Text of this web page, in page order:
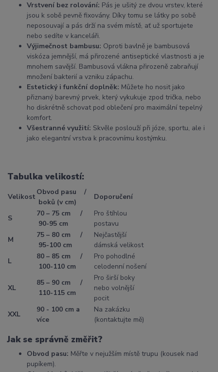
Vrstvení bez rolování: Pás je ušitý ze dvou vrstev, které
jsou k sobě pevně fixovány. Díky tomu se látky po sobě
neposouvají a pás drží na svém místě, ať už sportujete
nebo sedíte v kanceláři.
Výjimečnost bambusu: Oproti bavlně je bambusová
viskóza jemnější, má přirozené antiseptické vlastnosti a je
mnohem savější. Bambusová vlákna přirozeně zabraňují
množení bakterií a vzniku zápachu.
Estetický i funkční doplněk: Můžete ho nosit jako
přiznaný barevný prvek, který vykukuje zpod trička, nebo
ho diskrétně schovat pod oblečení pro maximální tepelný
komfort.
Všestranné využití: Skvěle poslouží při józe, sportu, ale i
jako elegantní vrstva k pracovnímu kostýmku.
Tabulka velikostí:
Velikost
Obvod pasu /
boků (v cm)
Doporučení
S
70 – 75 cm /
90-95 cm
Pro štíhlou
postavu
M
75 – 80 cm /
95-100 cm
Nejčastější
dámská velikost
L
80 – 85 cm /
100-110 cm
Pro pohodlné
celodenní nošení
XL
85 – 90 cm /
110-115 cm
Pro širší boky
nebo volnější
pocit
XXL
90 - 100 cm a
více
Na zakázku
(kontaktujte mě)
Jak se správně změřit?
Obvod pasu: Měřte v nejužším místě trupu (kousek nad
pupíkem).